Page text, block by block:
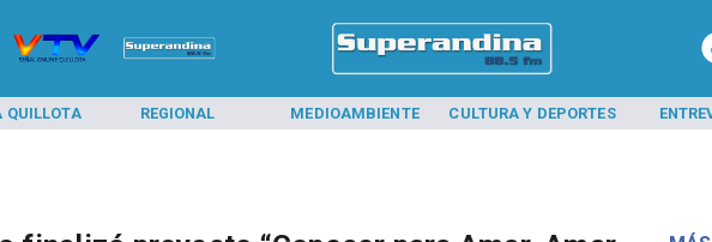
QUILLOTA REGIONAL MEDIOAMBIENTE CULTURA Y DEPORTES